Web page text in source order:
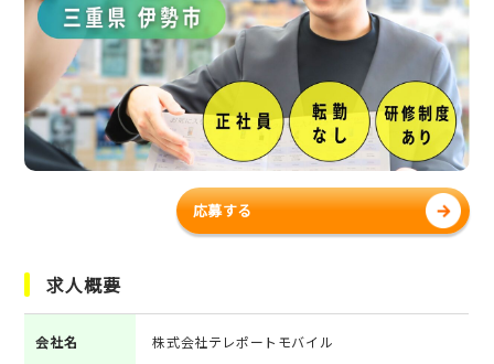
応募する
求人概要
会社名 株式会社テレポートモバイル